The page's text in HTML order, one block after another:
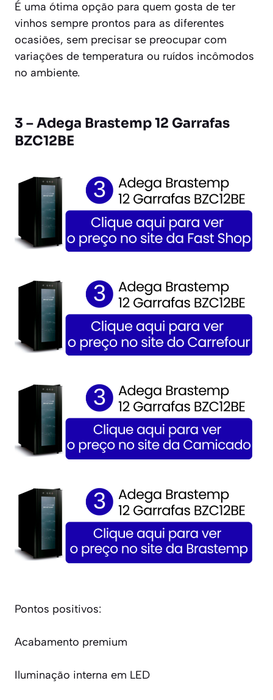
É uma ótima opção para quem gosta de ter
vinhos sempre prontos para as diferentes
ocasiões, sem precisar se preocupar com
variações de temperatura ou ruídos incômodos
no ambiente.
3 – Adega Brastemp 12 Garrafas
BZC12BE
Pontos positivos:
Acabamento premium
Iluminação interna em LED